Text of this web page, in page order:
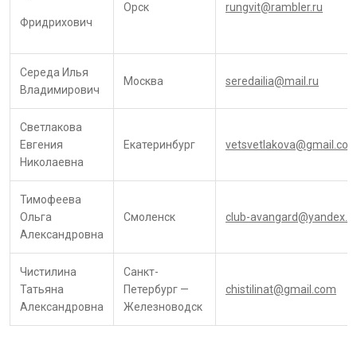
Фридрихович
Орск rungvit@rambler.ru
Середа Илья
Владимирович
Москва seredailia@mail.ru
Светлакова
Евгения
Николаевна
Екатеринбург
Тимофеева
Ольга
Александровна
Смоленск club-avangard@yandex.ru
Чистилина
Татьяна
Александровна
Санкт-
Петербург —
Железноводск
chistilinat@gmail.com